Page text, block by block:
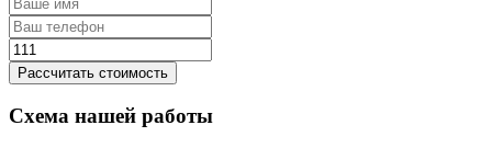
Рассчитать стоимость
Схема нашей работы